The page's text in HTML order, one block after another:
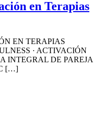
en Terapias
EN TERAPIAS
· ACTIVACIÓN
INTEGRAL DE PAREJA
[…]